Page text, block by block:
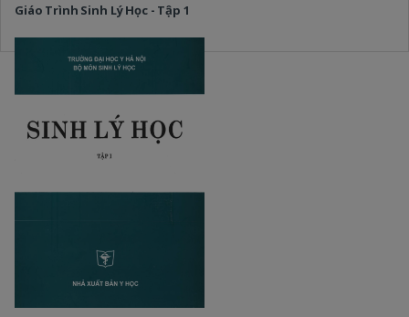
Giáo Trình Sinh Lý Học - Tập 1